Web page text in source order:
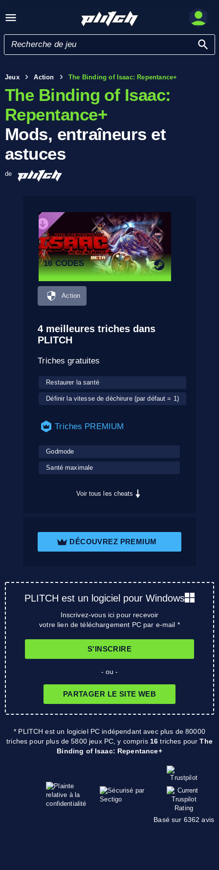
Jeux Action The Binding of Isaac: Repentance+
The Binding of Isaac:
Repentance+
Mods, entraîneurs et
astuces
de
16 CODES
Action
4 meilleures triches dans
PLITCH
Triches gratuites
Restaurer la santé
Définir la vitesse de déchirure (par défaut = 1)
Triches PREMIUM
Godmode
Santé maximale
Voir tous les cheats
DÉCOUVREZ PREMIUM
PLITCH est un logiciel pour Windows
Inscrivez-vous ici pour recevoir
votre lien de téléchargement PC par e-mail *
S'INSCRIRE
- ou -
PARTAGER LE SITE WEB
* PLITCH est un logiciel PC indépendant avec plus de 80000
triches pour plus de 5800 jeux PC, y compris 16 triches pourThe
Binding of Isaac: Repentance+
Basé sur 6362 avis